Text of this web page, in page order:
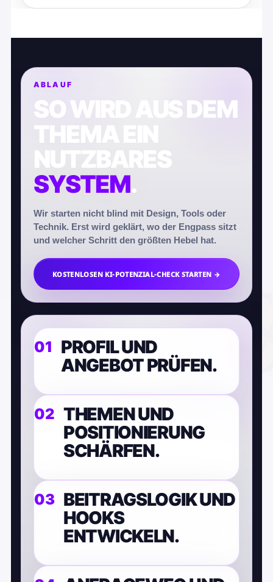
ABLAUF
SO WIRD AUS DEM
THEMA EIN
NUTZBARES
SYSTEM.
Wir starten nicht blind mit Design, Tools oder
Technik. Erst wird geklärt, wo der Engpass sitzt
und welcher Schritt den größten Hebel hat.
KOSTENLOSEN KI-POTENZIAL-CHECK STARTEN →
PROFIL UND
ANGEBOT PRÜFEN.
THEMEN UND
POSITIONIERUNG
SCHÄRFEN.
BEITRAGSLOGIK UND
HOOKS
ENTWICKELN.